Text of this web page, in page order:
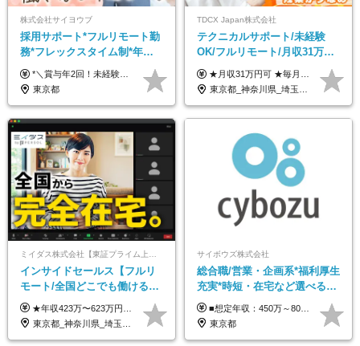
株式会社サイヨウブ
採用サポート*フルリモート勤
務*フレックスタイム制*年休
120日*土日祝休み*残業ほぼな
し*育児中社員8割以上
*＼賞与年2回！未経験から月給28万円スタート／* ◆月給28万～40万円＋賞与年2回＋各種インセンティブ ※経験・スキルを考慮の上、決定します ※試用期間6ヶ月間あり（期間中は月給26万円～になります。その他待遇等に差異はありません） ※月給には月35時間分の固定残業代含む（月5万4800円/超過分別途支給） ※ほとんどのメンバーが残業ゼロです！フレックスタイム制のため、自分の生活に合わせて調整できます。 ＼希望性で土曜日出勤あり／ お客様より「土曜日に応募者の対応をしてほしい」という ご要望を受けた際に、応募者対応⇒求職者との メッセージのやり取りなど、対応が発生する場合があります。 ※土曜日に出勤いただく場合は ・2時間稼働：4500円 ・4時間稼働：9000円 の給与が発生。勤務時間が4時間超えることは原則ありません。 短期間で高い給与をGETできるチャンスです♪
東京都
TDCX Japan株式会社
テクニカルサポート/未経験
OK/フルリモート/月収31万円
可/月最大3万のインセンティ
ブ支給/平均年齢33歳
★月収31万円可 ★毎月「最大3万円」のインセンティブあり 月給266,228円～＋スキル手当（15,000円）＋インセンティブ（月最大3万円） ※月給例（月額最大額）：281,228 円＋残業代発生分 インセンティブを最大まで取得できた場合は、月額最大額：311,228円＋残業代発生分 となります ※経験・スキルなどを考慮し決定します ※残業代は1分単位で支給 ※試用期間3ヵ月あり（契約社員期間も給与・待遇に変更なし） ※インセンティブは効率性、顧客満足、勤怠状況等の結果により毎月金額が決定されます。 ＼”頑張り”はインセンティブで還元！／ 入社3ヶ月目から、目標数字やKPI、勤怠状況、お客様アンケートなどをもとに評価をスタート。 最短4ヶ月目にはインセンティブの支給も可能です！
東京都_神奈川県_埼玉県_千葉県_大阪府_愛知県_北海道_青森県_岩手県_宮城県_秋田県_山形県_福島県_茨城県_栃木県_群馬県_新潟県_山梨県_長野県_富山県_石川県_福井県_静岡県_岐阜県_三重県_兵庫県_京都府_滋賀県_奈良県_和歌山県_広島県_岡山県_鳥取県_島根県_山口県_徳島県_香川県_愛媛県_高知県_福岡県_熊本県_佐賀県_長崎県_大分県_宮崎県_鹿児島県_沖縄県
インサイドセールス【フルリ
モート/全国どこでも働ける】
未経験OK*土日祝休み*残業少
なめ*在宅勤務手当あり
★年収423万〜623万円のモデルあり（想定時間外手当10時間分含む） ★半年に一度ドカンと支給のボーナスあり（半年に1度最大150万円） 月給25万円〜＋各種手当＋インセンティブ ＊リモートワーク手当（4000円/月） ＊リモートワーク一時金（1万5000円） ＊残業手当全額支給 ※経験・スキルにより月給を決定します ※試用期間：2ヵ月あり。期間中の雇用形態・給与・待遇に変更はありません 《頑張りはインセンティブとして還元！》 当社は5段階の評価制度を導入。 半期に1回の評価で最高ランク（5点）を獲得したメンバーには、 150万円のインセンティブを支給！ これが半年に一度のインセンティブとして支給されるため、 成果を出した分だけまとまった収入を得られる仕組みです。 【固定残業代について】 なし（残業代は、実際の労働時間に応じて別途全額支給）
東京都_神奈川県_埼玉県_千葉県_大阪府_愛知県_北海道_青森県_岩手県_宮城県_秋田県_山形県_福島県_茨城県_栃木県_群馬県_新潟県_山梨県_長野県_富山県_石川県_福井県_静岡県_岐阜県_三重県_兵庫県_京都府_滋賀県_奈良県_和歌山県_広島県_岡山県_鳥取県_島根県_山口県_徳島県_香川県_愛媛県_高知県_福岡県_熊本県_佐賀県_長崎県_大分県_宮崎県_鹿児島県_沖縄県
サイボウズ株式会社
総合職/営業・企画系*福利厚生
充実*時短・在宅など選べる働
き方*賞与年2回
■想定年収：450万～800万円（基本給12ヶ月分＋賞与2ヶ月分） ※上記想定年収はフルタイムの働き方を想定しています。 それ以外の働き方（勤務日数、時短、固定残業時間数の変更など）の場合 上記想定年収の支給を確約するものではありません ※賞与は全社の業績に応じて変動の可能性があります ※ご経験・スキルを考慮のうえ、当社規定により優遇します （試用期間3ヶ月有/給与・待遇に差異なし） ■昇給年1回 ■賞与年2回（2月・8月）
東京都